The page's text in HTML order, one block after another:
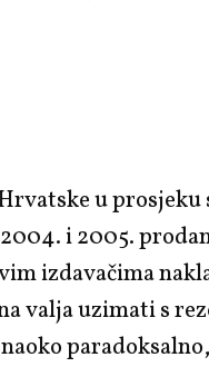
u prosjeku
i 2005.
izdavačima
valja uzimati s